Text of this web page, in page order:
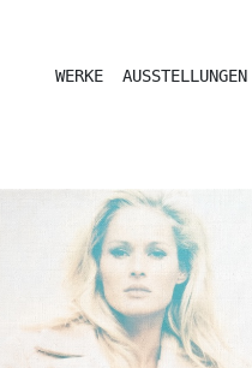
WERKE AUSSTELLUNGEN